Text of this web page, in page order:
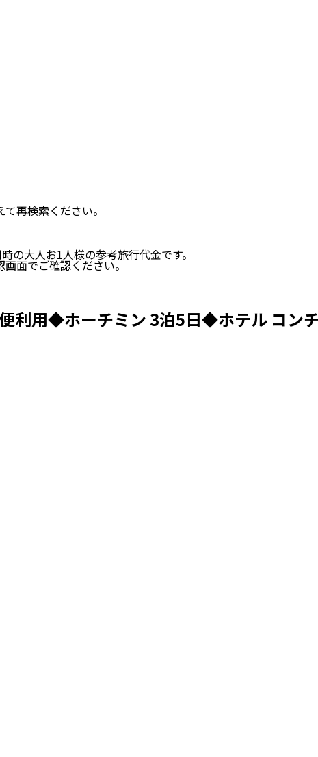
再検索ください。
の大人お1人様の参考旅行代金です。
面でご確認ください。
用◆ホーチミン 3泊5日◆ホテル コン